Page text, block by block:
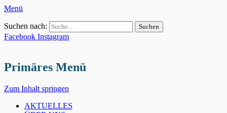
Menü
Suchen nach:
Facebook Instagram
Primäres Menü
Zum Inhalt springen
AKTUELLES